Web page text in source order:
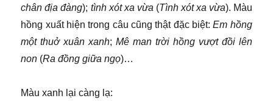
chân địa đàng); tình xót xa vừa (Tình xót xa vừa). Màu
hồng xuất hiện trong câu cũng thật đặc biệt:Em hồng
một thuở xuân xanh;Mê man trời hồng vượt đồi lên
non (Ra đồng giữa ngọ)…
Màu xanh lại càng lạ: